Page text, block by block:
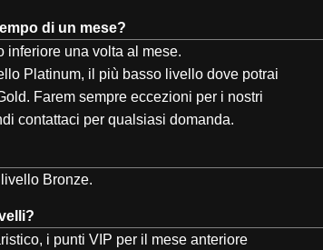
di un mese?
inferiore una volta al mese.
Platinum, il più basso livello dove potrai
Farem sempre eccezioni per i nostri
contattaci per qualsiasi domanda.
Bronze.
i punti VIP per il mese anteriore